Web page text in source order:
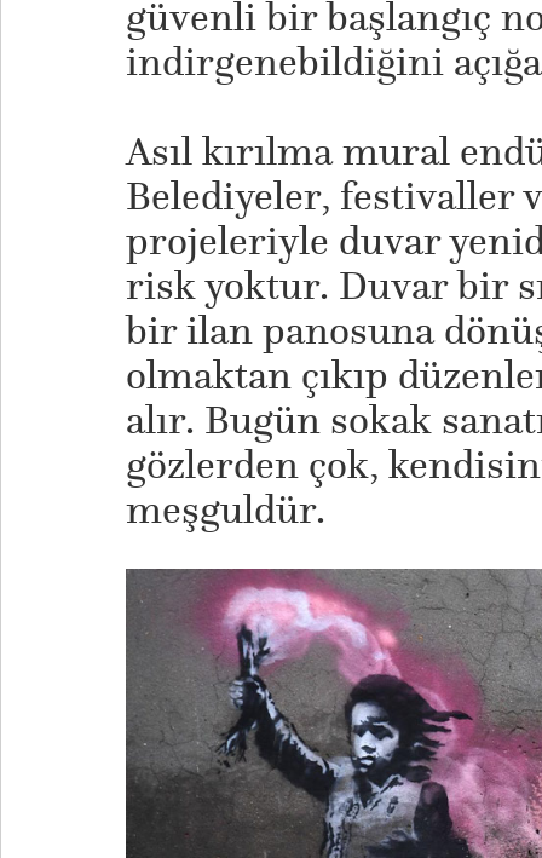
güvenli bir başlangıç
indirgenebildiğini açığa
​Asıl kırılma mural
Belediyeler, festivaller
projeleriyle duvar
risk yoktur. Duvar bir
bir ilan panosuna
olmaktan çıkıp
alır. Bugün sokak
gözlerden çok,
meşguldür.